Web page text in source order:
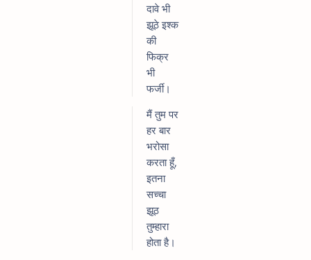
दावे भी
झूठे इश्क
की
फिक्र
भी
फर्जी।
मैं तुम पर
हर बार
भरोसा
करता हूँ,
इतना
सच्चा
झूठ
तुम्हारा
होता है।